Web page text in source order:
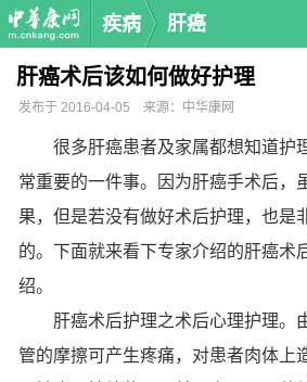
疾病 肝癌
肝癌术后该如何做好护理
发布于 2016-04-05 来源：中华康网
很多肝癌患者及家属都想知道护
常重要的一件事。因为肝癌手术后，
果，但是若没有做好术后护理，也是
的。下面就来看下专家介绍的肝癌术
绍。
肝癌术后护理之术后心理护理。
管的摩擦可产生疼痛，对患者肉体上